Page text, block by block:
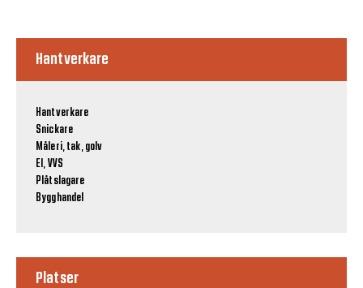
Hantverkare
Hantverkare
Snickare
Måleri, tak, golv
El, VVS
Plåtslagare
Bygghandel
Platser